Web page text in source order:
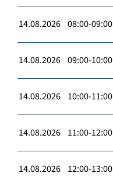
14.08.2026 08:00-09:00
14.08.2026 09:00-10:00
14.08.2026 10:00-11:00
14.08.2026 11:00-12:00
14.08.2026 12:00-13:00